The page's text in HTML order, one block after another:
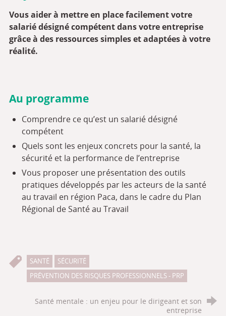
Vous aider à mettre en place facilement votre
salarié désigné compétent dans votre entreprise
grâce à des ressources simples et adaptées à votre
réalité.
Au programme
Comprendre ce qu’est un salarié désigné
compétent
Quels sont les enjeux concrets pour la santé, la
sécurité et la performance de l’entreprise
Vous proposer une présentation des outils
pratiques développés par les acteurs de la santé
au travail en région Paca, dans le cadre du Plan
Régional de Santé au Travail
SANTÉ
SÉCURITÉ
PRÉVENTION DES RISQUES PROFESSIONNELS - PRP
Santé mentale : un enjeu pour le dirigeant et son
entreprise